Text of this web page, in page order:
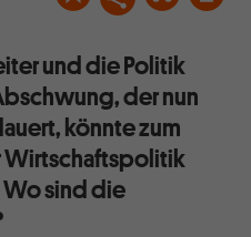
und die Politik
der nun
könnte zum
Wirtschaftspolitik
Wo sind die